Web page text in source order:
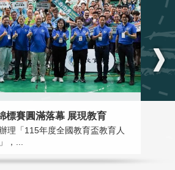
標賽圓滿落幕 展現教育
理「115年度全國教育盃教育人
，...